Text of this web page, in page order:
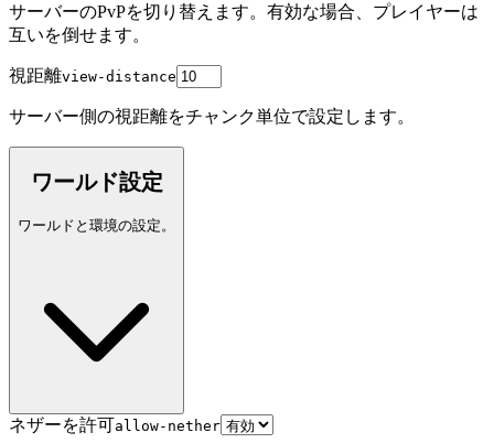
サーバーのPvPを切り替えます。有効な場合、プレイヤーは
互いを倒せます。
視距離view-distance
サーバー側の視距離をチャンク単位で設定します。
ワールド設定
ワールドと環境の設定。
ネザーを許可allow-nether